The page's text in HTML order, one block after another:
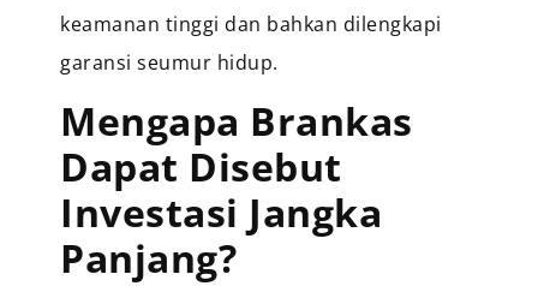
keamanan tinggi dan bahkan dilengkapi
garansi seumur hidup.
Mengapa Brankas
Dapat Disebut
Investasi Jangka
Panjang?